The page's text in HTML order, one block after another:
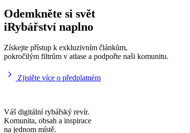
Odemkněte si svět
iRybářství naplno
Získejte přístup k exkluzivním článkům,
pokročilým filtrům v atlase a podpořte naši komunitu.
Zjistěte více o předplatném
Váš digitální rybářský revír.
Komunita, obsah a inspirace
na jednom místě.